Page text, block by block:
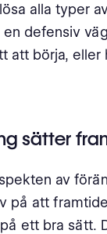
alla typer
defensiv
att börja, eller
sätter
av
på att
ett bra sätt.